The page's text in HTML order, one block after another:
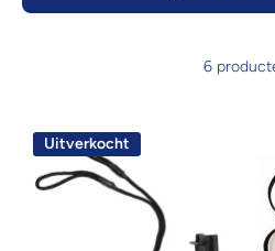
6
Uitverkocht